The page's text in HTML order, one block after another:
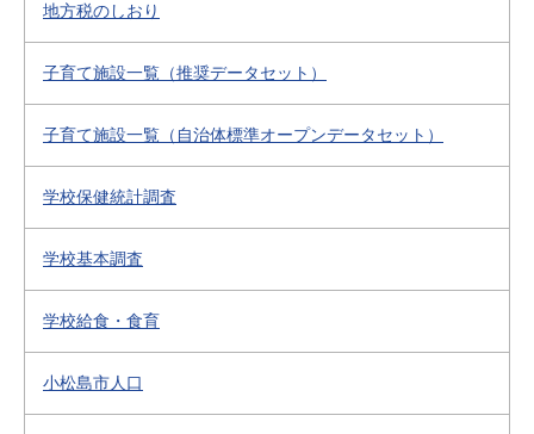
地方税のしおり
子育て施設一覧（推奨データセット）
子育て施設一覧（自治体標準オープンデータセット）
学校保健統計調査
学校基本調査
学校給食・食育
小松島市人口